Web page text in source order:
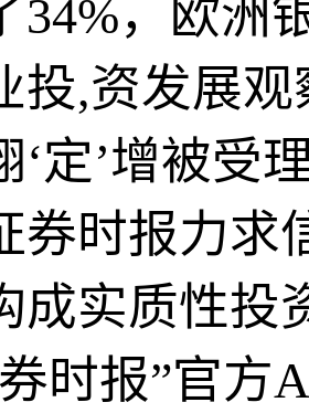
34%，欧洲
投,资发展观
‘定’增被受
券时报力求
成实质性投
时报”官方